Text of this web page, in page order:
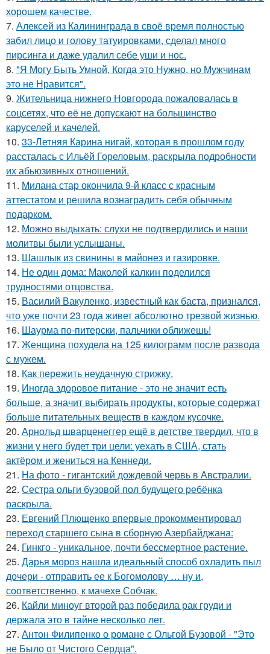
хорошем качестве.
7. Алексей из Калининграда в своё время полностью
забил лицо и голову татуировками, сделал много
пирсинга и даже удалил себе уши и нос.
8. "Я Могу Быть Умной, Когда это Нужно, но Мужчинам
это не Нравится".
9. Жительница нижнего Новгорода пожаловалась в
соцсетях, что её не допускают на большинство
каруселей и качелей.
10. 33-Летняя Карина нигай, которая в прошлом году
рассталась с Ильёй Гореловым, раскрыла подробности
их абьюзивных отношений.
11. Милана стар окончила 9-й класс с красным
аттестатом и решила вознаградить себя обычным
подарком.
12. Можно выдыхать: слухи не подтвердились и наши
молитвы были услышаны.
13. Шашлык из свинины в майонез и газировке.
14. Не один дома: Маколей калкин поделился
трудностями отцовства.
15. Василий Вакуленко, известный как баста, признался,
что уже почти 23 года живет абсолютно трезвой жизнью.
16. Шаурма по-питерски, пальчики оближешь!
17. Женщина похудела на 125 килограмм после развода
с мужем.
18. Как пережить неудачную стрижку.
19. Иногда здоровое питание - это не значит есть
больше, а значит выбирать продукты, которые содержат
больше питательных веществ в каждом кусочке.
20. Арнольд шварценеггер ещё в детстве твердил, что в
жизни у него будет три цели: уехать в США, стать
актёром и жениться на Кеннеди.
21. На фото - гигантский дождевой червь в Австралии.
22. Сестра ольги бузовой пол будущего ребёнка
раскрыла.
23. Евгений Плющенко впервые прокомментировал
переход старшего сына в сборную Азербайджана:
24. Гинкго - уникальное, почти бессмертное растение.
25. Дарья мороз нашла идеальный способ охладить пыл
дочери - отправить ее к Богомолову … ну и,
соответственно, к мачехе Собчак.
26. Кайли миноуг второй раз победила рак груди и
держала это в тайне несколько лет.
27. Антон Филипенко о романе с Ольгой Бузовой - "Это
не Было от Чистого Сердца".